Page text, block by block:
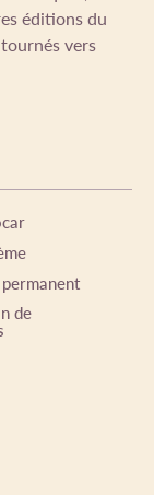
éditions du
vers
de